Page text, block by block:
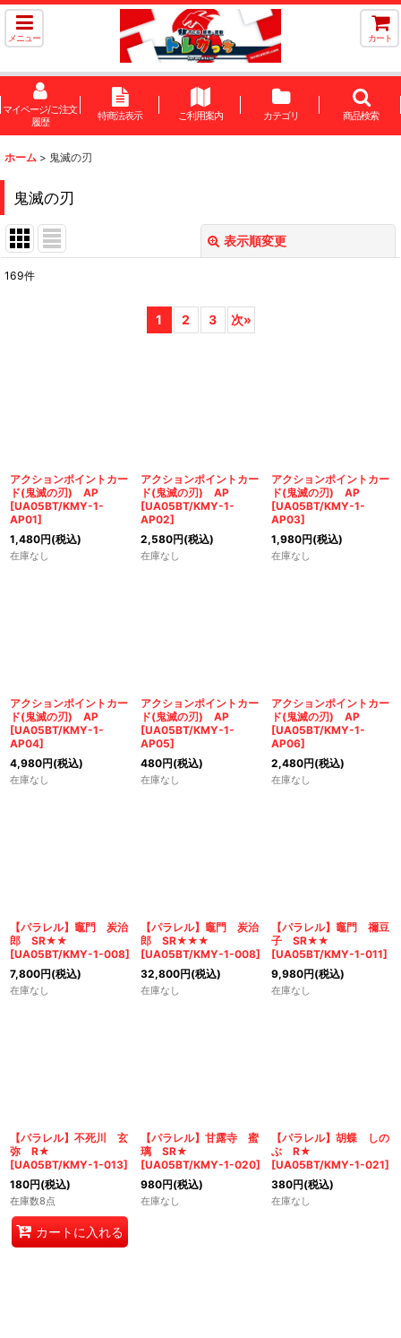
メニュー カート
マイページ/ご注文
履歴
特商法表示 ご利用案内 カテゴリ 商品検索
ホーム > 鬼滅の刃
鬼滅の刃
表示順変更
絞り込む
169件
1 2 3 次»
アクションポイントカー
ド(鬼滅の刃) AP
[UA05BT/KMY-1-
AP01]
1,480円(税込)
在庫なし
アクションポイントカー
ド(鬼滅の刃) AP
[UA05BT/KMY-1-
AP02]
2,580円(税込)
在庫なし
アクションポイントカー
ド(鬼滅の刃) AP
[UA05BT/KMY-1-
AP03]
1,980円(税込)
在庫なし
アクションポイントカー
ド(鬼滅の刃) AP
[UA05BT/KMY-1-
AP04]
4,980円(税込)
在庫なし
アクションポイントカー
ド(鬼滅の刃) AP
[UA05BT/KMY-1-
AP05]
480円(税込)
在庫なし
アクションポイントカー
ド(鬼滅の刃) AP
[UA05BT/KMY-1-
AP06]
2,480円(税込)
在庫なし
【パラレル】竈門 炭治
郎 SR★★
[UA05BT/KMY-1-008]
7,800円(税込)
在庫なし
【パラレル】竈門 炭治
郎 SR★★★
[UA05BT/KMY-1-008]
32,800円(税込)
在庫なし
【パラレル】竈門 禰豆
子 SR★★
[UA05BT/KMY-1-011]
9,980円(税込)
在庫なし
【パラレル】不死川 玄
弥 R★
[UA05BT/KMY-1-013]
180円(税込)
在庫数8点
カートに入れる
【パラレル】甘露寺 蜜
璃 SR★
[UA05BT/KMY-1-020]
980円(税込)
在庫なし
【パラレル】胡蝶 しの
ぶ R★
[UA05BT/KMY-1-021]
380円(税込)
在庫なし